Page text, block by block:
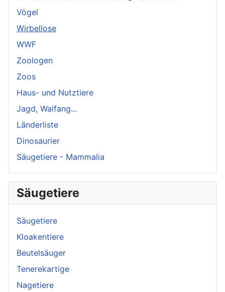
Vögel
Wirbellose
WWF
Zoologen
Zoos
Haus- und Nutztiere
Jagd, Walfang...
Länderliste
Dinosaurier
Säugetiere - Mammalia
Säugetiere
Säugetiere
Kloakentiere
Beutelsäuger
Tenerekartige
Nagetiere